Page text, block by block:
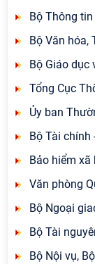
Bộ Thông
Bộ Văn hóa,
Bộ Giáo dục
Tổng Cục
Ủy ban
Bộ Tài chính
Bảo hiểm xã
Văn phòng
Bộ Ngoại
Bộ Tài
Bộ Nội vụ,